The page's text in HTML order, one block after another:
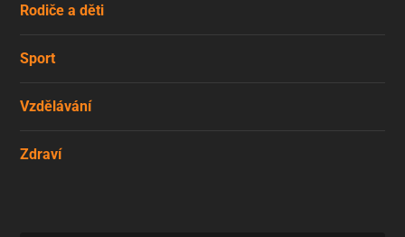
Rodiče a děti
Sport
Vzdělávání
Zdraví